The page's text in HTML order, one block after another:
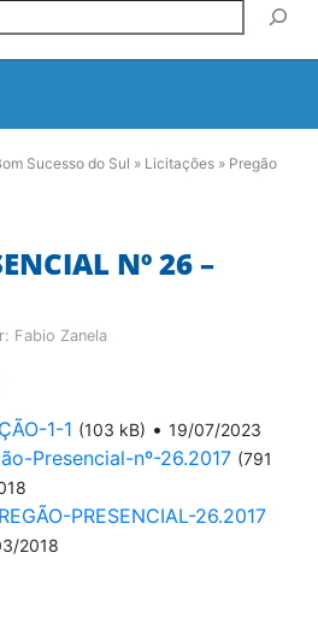
Sucesso do Sul » Licitações » Pregão
Nº 26 –
Fabio Zanela
1-1 (103 kB) • 19/07/2023
Presencial-nº-26.2017 (791
PRESENCIAL-26.2017
2018